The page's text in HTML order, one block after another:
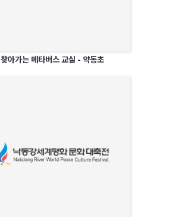
찾아가는 메타버스 교실 - 약동초